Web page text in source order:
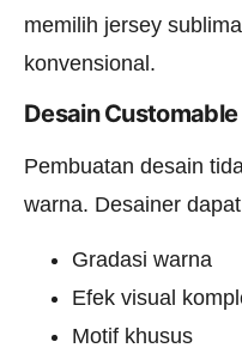
memilih jersey
konvensional.
Desain Customable
Pembuatan desain
warna. Desainer
Gradasi warna
Efek visual
Motif khusus